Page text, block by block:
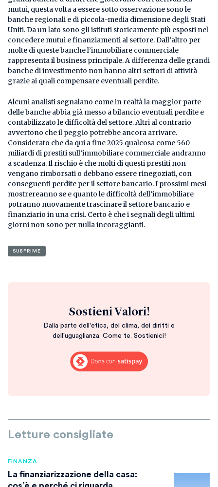
mutui, questa volta a essere sotto osservazione sono le
banche regionali e di piccola-media dimensione degli Stati
Uniti. Da un lato sono gli istituti storicamente più esposti nel
concedere mutui e finanziamenti al settore. Dall’altro per
molte di queste banche l’immobiliare commerciale
rappresenta il business principale. A differenza delle grandi
banche di investimento non hanno altri settori di attività
grazie ai quali compensare eventuali perdite.
Alcuni analisti segnalano come in realtà la maggior parte
delle banche abbia già messo a bilancio eventuali perdite e
contabilizzato le difficoltà del settore. Altri al contrario
avvertono che il peggio potrebbe ancora arrivare.
Considerato che da qui a fine 2025 qualcosa come 560
miliardi di prestiti sull’immobiliare commerciale andranno
a scadenza. Il rischio è che molti di questi prestiti non
vengano rimborsati o debbano essere rinegoziati, con
conseguenti perdite per il settore bancario. I prossimi mesi
mostrereanno se e quanto le difficoltà dell’immobiliare
potranno nuovamente trascinare il settore bancario e
finanziario in una crisi. Certo è che i segnali degli ultimi
giorni non sono per nulla incoraggianti.
SUBPRIME
Sostieni Valori!
Dalla parte dell'etica, del clima, dei diritti e
dell'uguaglianza. Come te. Sostienici!
Letture consigliate
FINANZA
La finanziarizzazione della casa: